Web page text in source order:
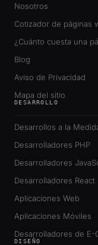
Nosotros
Cotizador de páginas
¿Cuánto cuesta una
Blog
Aviso de Privacidad
Mapa del sitio
DESARROLLO
Desarrollos a la
Desarrolladores PHP
Desarrolladores
Desarrolladores React
Aplicaciones Web
Aplicaciones Móviles
Desarrolladores de E-
DISEÑO